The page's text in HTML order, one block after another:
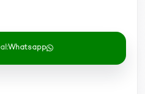
Whatsapp